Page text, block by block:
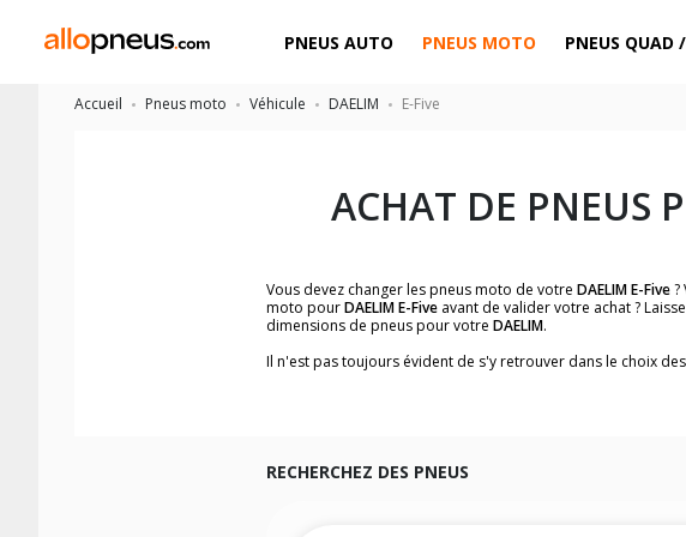
PNEUS AUTO PNEUS MOTO PNEUS QUAD
Accueil Pneus moto Véhicule DAELIM E-Five
ACHAT DE PNEUS
Vous devez changer les pneus moto de votre DAELIM E-Five?
moto pourDAELIM E-Five avant de valider votre achat ?
dimensions de pneus pour votre DAELIM.
Il n'est pas toujours évident de s'y retrouver dans le choix
Vous ne savez pas comment trouver les dimensions de vos
facilement.
RECHERCHEZ DES PNEUS